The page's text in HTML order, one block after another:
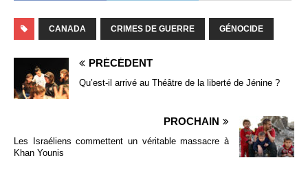
CANADA CRIMES DE GUERRE GÉNOCIDE
PRÉCÉDENT
Qu’est-il arrivé au Théâtre de la liberté de Jénine ?
PROCHAIN
Les Israéliens commettent un véritable massacre à
Khan Younis